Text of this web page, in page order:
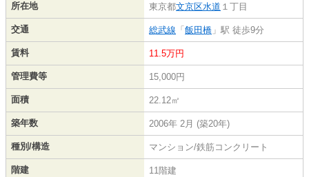
所在地 東京都文京区水道 １丁目
交通 総武線 「 飯田橋 」駅 徒歩9分
賃料 11.5万円
管理費等 15,000円
面積 22.12㎡
築年数 2006年 2月 (築20年)
種別/構造 マンション/鉄筋コンクリート
階建 11階建